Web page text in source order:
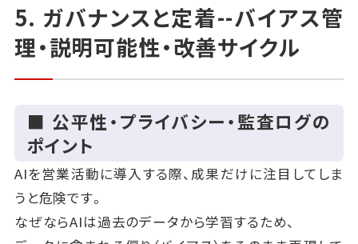
5. ガバナンスと定着--バイアス管
理・説明可能性・改善サイクル
■ 公平性・プライバシー・監査ログの
ポイント
AIを営業活動に導入する際、成果だけに注目してしま
うと危険です。
なぜならAIは過去のデータから学習するため、